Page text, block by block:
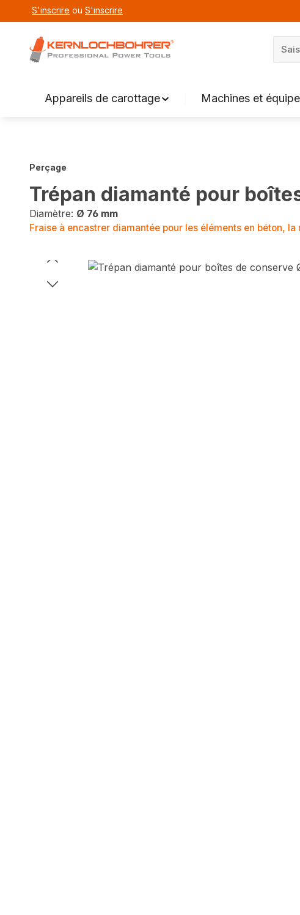
Aller à la navigation principale
S'inscrire ou S'inscrire
Appareils de carottage Machines et
Perçage
Trépan diamanté pour
Diamètre: Ø 76 mm
Fraise à encastrer diamantée pour les éléments en béton,
Sauter la galerie d'images